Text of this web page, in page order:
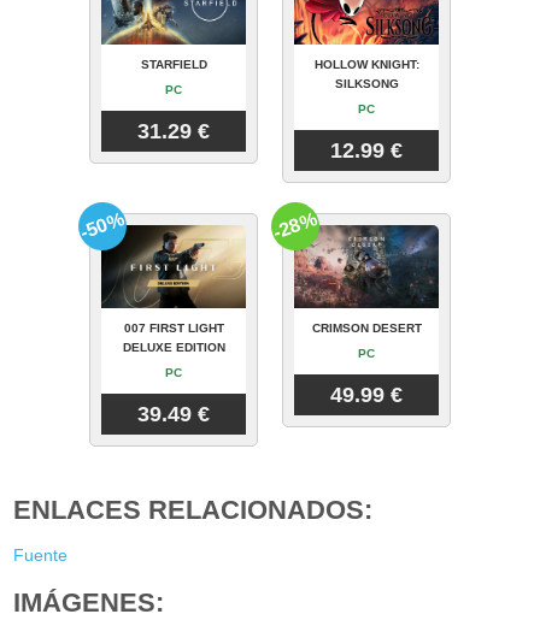
STARFIELD
PC
31.29 €
HOLLOW KNIGHT:
SILKSONG
PC
12.99 €
007 FIRST LIGHT
DELUXE EDITION
PC
39.49 €
-50%
CRIMSON DESERT
PC
49.99 €
-28%
ENLACES RELACIONADOS:
Fuente
IMÁGENES: